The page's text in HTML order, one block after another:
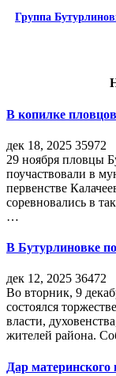
Группа
В копилке пловцов
дек 18, 2025 35972
29 ноября пловцы
поучаствовали в
первенстве
соревновались в
…
В Бутурлиновке
дек 12, 2025 36472
Во вторник, 9
состоялся
власти,
жителей района.
Дар материнского